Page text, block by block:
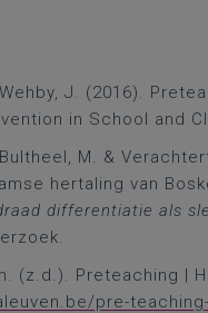
J. (2016).
in School and
M. &
hertaling van
differentiatie als
(z.d.). Preteaching |
pre-